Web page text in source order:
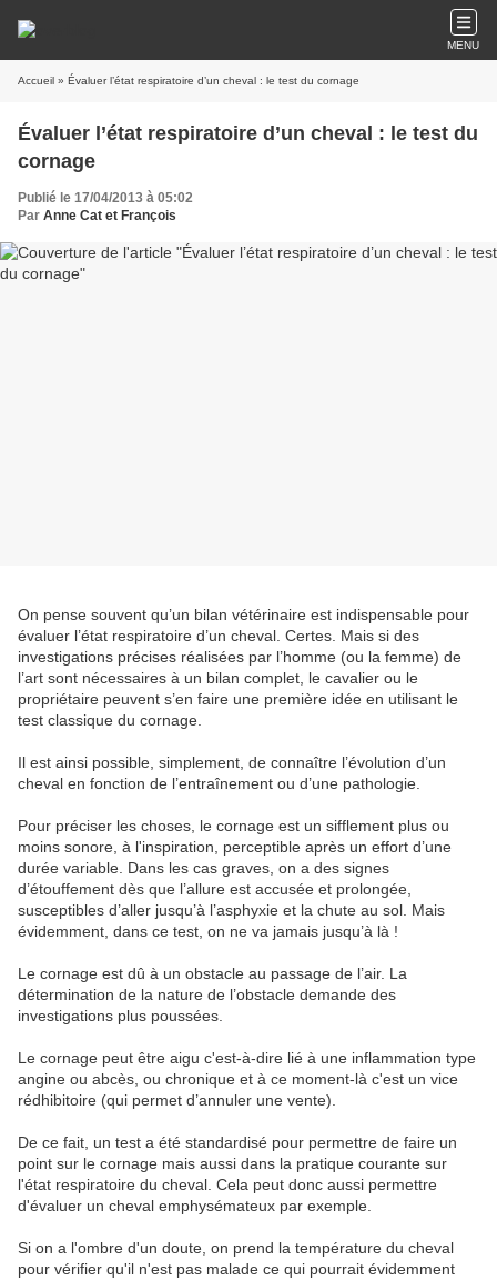
MENU
Accueil » Évaluer l’état respiratoire d’un cheval : le test du cornage
Évaluer l’état respiratoire d’un cheval : le test du
cornage
Publié le 17/04/2013 à 05:02
Par Anne Cat et François
On pense souvent qu’un bilan vétérinaire est indispensable pour
évaluer l’état respiratoire d’un cheval. Certes. Mais si des
investigations précises réalisées par l’homme (ou la femme) de
l’art sont nécessaires à un bilan complet, le cavalier ou le
propriétaire peuvent s’en faire une première idée en utilisant le
test classique du cornage.
Il est ainsi possible, simplement, de connaître l’évolution d’un
cheval en fonction de l’entraînement ou d’une pathologie.
Pour préciser les choses, le cornage est un sifflement plus ou
moins sonore, à l'inspiration, perceptible après un effort d’une
durée variable. Dans les cas graves, on a des signes
d’étouffement dès que l’allure est accusée et prolongée,
susceptibles d’aller jusqu’à l’asphyxie et la chute au sol. Mais
évidemment, dans ce test, on ne va jamais jusqu’à là !
Le cornage est dû à un obstacle au passage de l’air. La
détermination de la nature de l’obstacle demande des
investigations plus poussées.
Le cornage peut être aigu c'est-à-dire lié à une inflammation type
angine ou abcès, ou chronique et à ce moment-là c'est un vice
rédhibitoire (qui permet d’annuler une vente).
De ce fait, un test a été standardisé pour permettre de faire un
point sur le cornage mais aussi dans la pratique courante sur
l'état respiratoire du cheval. Cela peut donc aussi permettre
d'évaluer un cheval emphysémateux par exemple.
Si on a l'ombre d'un doute, on prend la température du cheval
pour vérifier qu'il n'est pas malade ce qui pourrait évidemment